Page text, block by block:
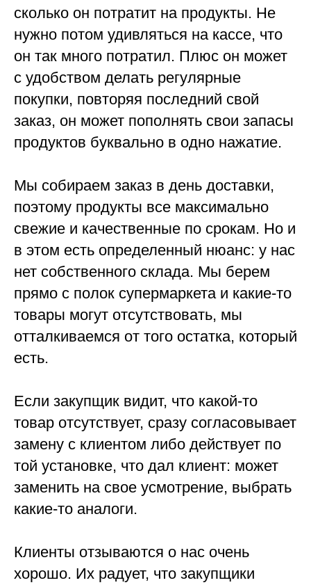
сколько он потратит на продукты. Не
нужно потом удивляться на кассе, что
он так много потратил. Плюс он может
с удобством делать регулярные
покупки, повторяя последний свой
заказ, он может пополнять свои запасы
продуктов буквально в одно нажатие.
Мы собираем заказ в день доставки,
поэтому продукты все максимально
свежие и качественные по срокам. Но и
в этом есть определенный нюанс: у нас
нет собственного склада. Мы берем
прямо с полок супермаркета и какие-то
товары могут отсутствовать, мы
отталкиваемся от того остатка, который
есть.
Если закупщик видит, что какой-то
товар отсутствует, сразу согласовывает
замену с клиентом либо действует по
той установке, что дал клиент: может
заменить на свое усмотрение, выбрать
какие-то аналоги.
Клиенты отзываются о нас очень
хорошо. Их радует, что закупщики